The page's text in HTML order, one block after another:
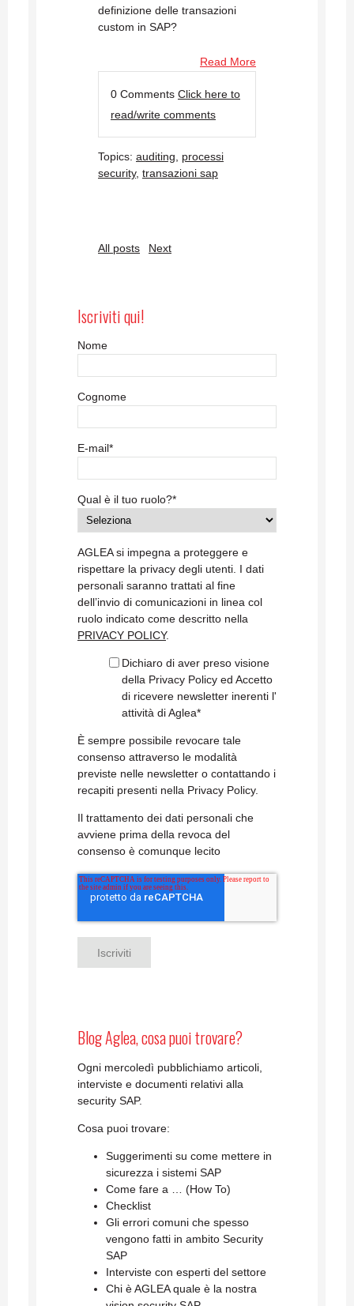
definizione delle transazioni
custom in SAP?
Read More
0 Comments Click here to
read/write comments
Topics: auditing
processi
security, transazioni sap
All posts Next
Iscriviti qui!
Nome
Cognome
E-mail*
Qual è il tuo ruolo?*
AGLEA si impegna a proteggere e
rispettare la privacy degli utenti. I dati
personali saranno trattati al fine
dell’invio di comunicazioni in linea col
ruolo indicato come descritto nella
PRIVACY POLICY.
Dichiaro di aver preso visione
della Privacy Policy ed Accetto
di ricevere newsletter inerenti l'
attività di Aglea*
È sempre possibile revocare tale
consenso attraverso le modalità
previste nelle newsletter o contattando i
recapiti presenti nella Privacy Policy.
Il trattamento dei dati personali che
avviene prima della revoca del
consenso è comunque lecito
Blog Aglea, cosa puoi trovare?
Ogni mercoledì pubblichiamo articoli,
interviste e documenti relativi alla
security SAP.
Cosa puoi trovare:
Suggerimenti su come mettere in
sicurezza i sistemi SAP
Come fare a … (How To)
Checklist
Gli errori comuni che spesso
vengono fatti in ambito Security
SAP
Interviste con esperti del settore
Chi è AGLEA quale è la nostra